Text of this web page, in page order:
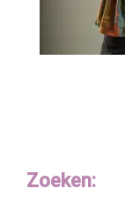
Zoeken: